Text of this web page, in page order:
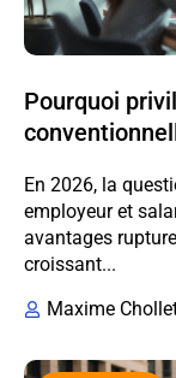
Pourquoi
En 2026, la
employeur et
avantages
croissant...
Maxime